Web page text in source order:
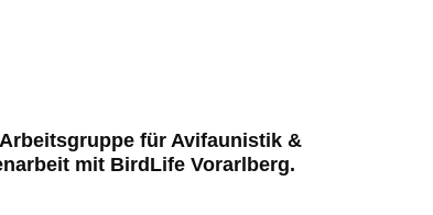
für Avifaunistik &
mit BirdLife Vorarlberg.